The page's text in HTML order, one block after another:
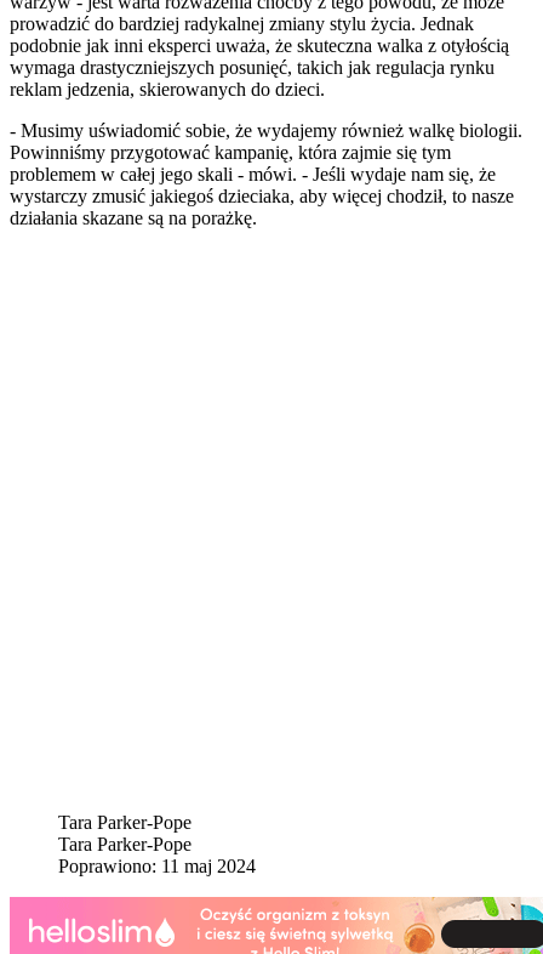
prowadzić do bardziej radykalnej zmiany stylu życia. Jednak
podobnie jak inni eksperci uważa, że skuteczna walka z otyłością
wymaga drastyczniejszych posunięć, takich jak regulacja rynku
reklam jedzenia, skierowanych do dzieci.
- Musimy uświadomić sobie, że wydajemy również walkę biologii.
Powinniśmy przygotować kampanię, która zajmie się tym
problemem w całej jego skali - mówi. - Jeśli wydaje nam się, że
wystarczy zmusić jakiegoś dzieciaka, aby więcej chodził, to nasze
działania skazane są na porażkę.
Tara Parker-Pope
Tara Parker-Pope
Poprawiono: 11 maj 2024